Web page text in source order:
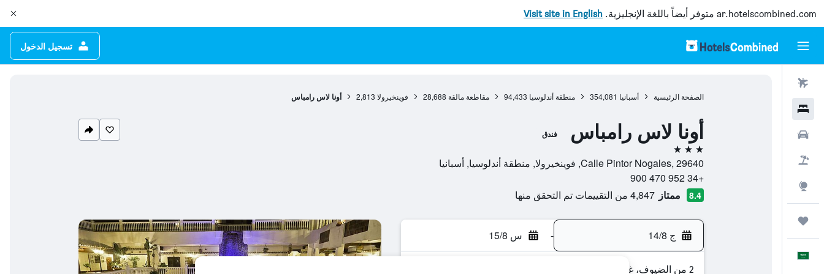
ar.hotelscombined.com متوفر أيضاً باللغة الإنجليزية. Visit site in English
تسجيل الدخول
الصفحة الرئيسية أسبانيا 354,081 منطقة أندلوسيا 94,433 مقاطعة مالقة 28,688 فوينخيرولا 2,813 أونا لاس رامباس
أونا لاس رامباس فندق
3 نجوم
Calle Pintor Nogales, 29640, فوينخيرولا, منطقة أندلوسيا, أسبانيا
+34 952 470 900
8.4 ممتاز 4,847 من التقييمات تم التحقق منها
ج 14/8 - س 15/8
2 من الضيوف، غرفة واحدة